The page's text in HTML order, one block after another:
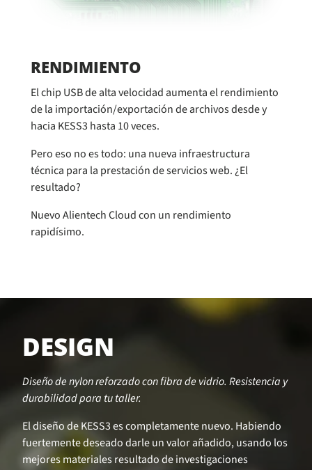
RENDIMIENTO
El chip USB de alta velocidad aumenta el rendimiento
de la importación/exportación de archivos desde y
hacia KESS3 hasta 10 veces.
Pero eso no es todo: una nueva infraestructura
técnica para la prestación de servicios web. ¿El
resultado?
Nuevo Alientech Cloud con un rendimiento
rapidísimo.
DESIGN
Diseño de nylon reforzado con fibra de vidrio. Resistencia y
durabilidad para tu taller.
El diseño de KESS3 es completamente nuevo. Habiendo
fuertemente deseado darle un valor añadido, usando los
mejores materiales resultado de investigaciones